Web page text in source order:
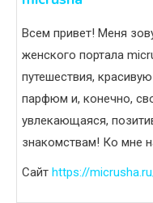
Всем привет! Меня
женского портала
путешествия,
парфюм и, конечно,
увлекающаяся,
знакомствам! Ко мне
Сайт https://